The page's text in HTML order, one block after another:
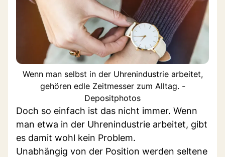
Wenn man selbst in der Uhrenindustrie arbeitet,
gehören edle Zeitmesser zum Alltag. -
Depositphotos
Doch so einfach ist das nicht immer. Wenn
man etwa in der Uhrenindustrie arbeitet, gibt
es damit wohl kein Problem.
Unabhängig von der Position werden seltene